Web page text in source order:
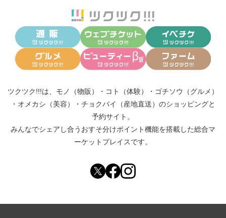
ツクツク!!!は、 モノ（物販） ・ コト（体験） ・ ゴチソウ（グルメ）
・ オメカシ（美容） ・ チョクバイ（産地直送） のショッピングと
予約サイト。
みんなでシェアし合う おすそ分けポイント機能を搭載した総合マ
ーケットプレイスです。